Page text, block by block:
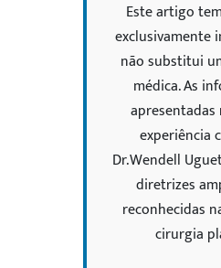
Este artigo
exclusivamente
não substitui
médica. As
apresentadas
experiência
Dr. Wendell
diretrizes
reconhecidas
cirurgia